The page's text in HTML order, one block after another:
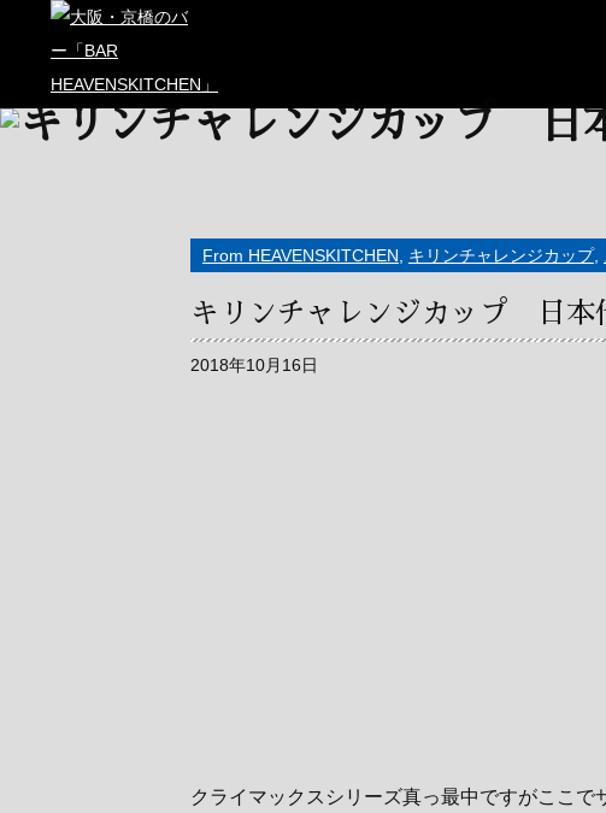
From HEAVENSKITCHEN キリンチャレンジカップ,
キリンチャレンジカップ 日本
2018年10月16日
クライマックスシリーズ真っ最中ですがここで